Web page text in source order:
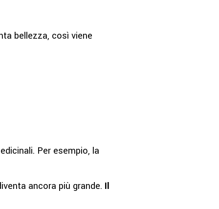
bellezza, così viene
Per esempio, la
ancora più grande. Il